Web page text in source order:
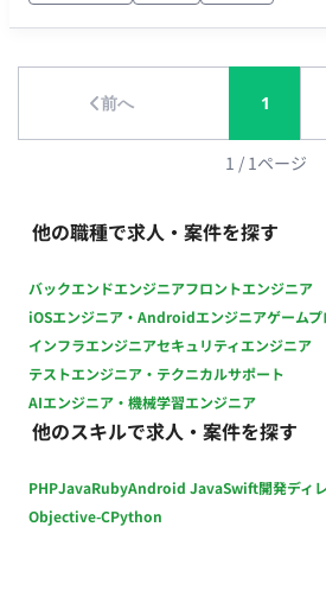
可能です。 ■担当工程（業務範囲） 企画立案からディレクショ
きます。 ■業務の流れ （※詳細ヒアリング必要：どのような依
頼フローになるか等） ■開発環境 アプリ：CIPPO（シッポ） ツ
ール：Illustrator, Photoshop, inDesign ■開発フェーズと予定
ズ（アプリのデザインは完成している、） ■案件の魅力（
について・サービスについて） 正社員
きたい方にマッチする環境です。 ■リモート稼働について ・フ
ルリモート可能 ■働き方 ・別日も網羅的に稼働していただきた
いが、月の中旬ごろに集中的に稼働がで
前へ 1
1 / 1ページ
他の職種で求人・案件を探す
バックエンドエンジニアフロントエンジニア
iOSエンジニア・Androidエンジニアゲーム
インフラエンジニアセキュリティエンジニア
テストエンジニア・テクニカルサポート
AIエンジニア・機械学習エンジニア
他のスキルで求人・案件を探す
PHPJavaRubyAndroid JavaSwift開発ディ
Objective-CPython